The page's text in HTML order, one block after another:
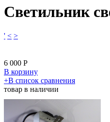
Светильник
' < >
6 000 Р
В корзину
​+В список сравнения
товар в наличии